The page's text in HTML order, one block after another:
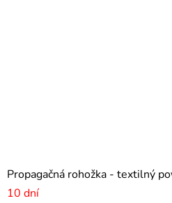
Propagačná rohožka - textilný
10 dní